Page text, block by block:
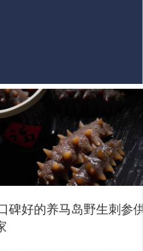
碑好的养马岛野生刺参